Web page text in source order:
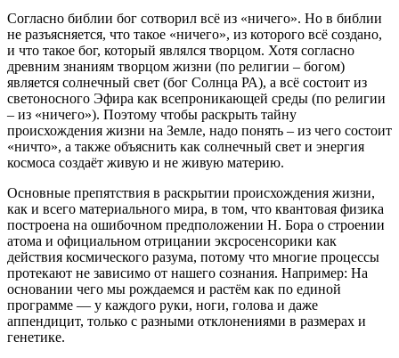
Согласно библии бог сотворил всё из «ничего». Но в библии
не разъясняется, что такое «ничего», из которого всё создано,
и что такое бог, который являлся творцом. Хотя согласно
древним знаниям творцом жизни (по религии – богом)
является солнечный свет (бог Солнца РА), а всё состоит из
светоносного Эфира как всепроникающей среды (по религии
– из «ничего»). Поэтому чтобы раскрыть тайну
происхождения жизни на Земле, надо понять – из чего состоит
«ничто», а также объяснить как солнечный свет и энергия
космоса создаёт живую и не живую материю.
Основные препятствия в раскрытии происхождения жизни,
как и всего материального мира, в том, что квантовая физика
построена на ошибочном предположении Н. Бора о строении
атома и официальном отрицании эксросенсорики как
действия космического разума, потому что многие процессы
протекают не зависимо от нашего сознания. Например: На
основании чего мы рождаемся и растём как по единой
программе — у каждого руки, ноги, голова и даже
аппендицит, только с разными отклонениями в размерах и
генетике.